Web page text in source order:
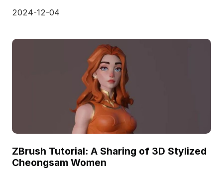
2024-12-04
ZBrush Tutorial: A Sharing of 3D Stylized
Cheongsam Women